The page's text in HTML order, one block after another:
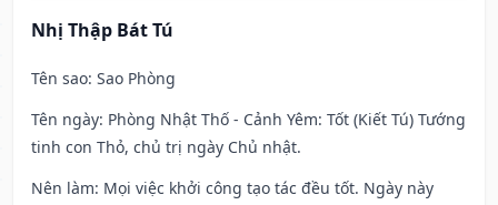
Nhị Thập Bát Tú
Tên sao: Sao Phòng
Tên ngày: Phòng Nhật Thố - Cảnh Yêm: Tốt (Kiết Tú) Tướng
tinh con Thỏ, chủ trị ngày Chủ nhật.
Nên làm: Mọi việc khởi công tạo tác đều tốt. Ngày này